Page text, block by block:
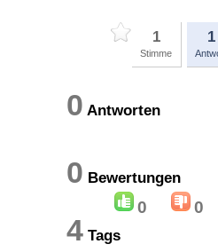
1
Stimme
1
0
0
0 0
4 Tags